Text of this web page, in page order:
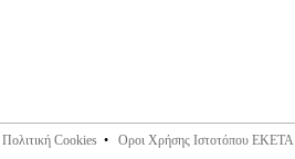
Πολιτική Cookies • Οροι Χρήσης Ιστοτόπου ΕΚΕΤΑ